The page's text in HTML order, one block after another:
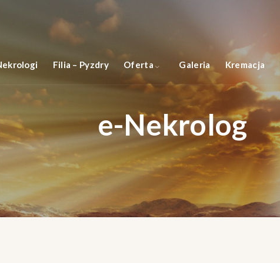
Filia – Pyzdry Oferta Galeria Kremacja
e-Nekrolog